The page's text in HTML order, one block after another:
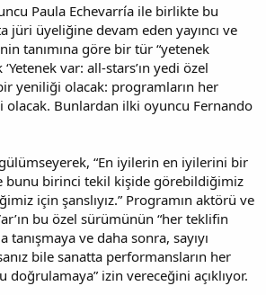
Paula Echevarría ile birlikte bu
jüri üyeliğine devam eden yayıncı ve
tanımına göre bir tür “yetenek
var: all-stars’ın yedi özel
yeniliği olacak: programların her
Bunlardan ilki oyuncu Fernando
“En iyilerin en iyilerini bir
bunu birinci tekil kişide görebildiğimiz
için şanslıyız.” Programın aktörü ve
bu özel sürümünün “her teklifin
tanışmaya ve daha sonra, sayıyı
bile sanatta performansların her
doğrulamaya” izin vereceğini açıklıyor.